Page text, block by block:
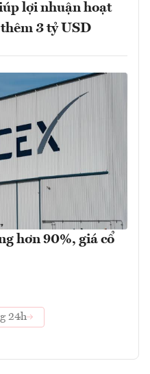
lợi nhuận hoạt
3 tỷ USD
hơn 90%, giá cổ
24h